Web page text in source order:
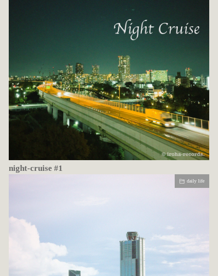
night-cruise #1
daily life